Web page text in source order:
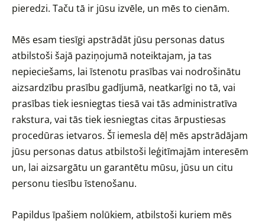
pieredzi. Taču tā ir jūsu izvēle, un mēs to cienām.
Mēs esam tiesīgi apstrādāt jūsu personas datus
atbilstoši šajā paziņojumā noteiktajam, ja tas
nepieciešams, lai īstenotu prasības vai nodrošinātu
aizsardzību prasību gadījumā, neatkarīgi no tā, vai
prasības tiek iesniegtas tiesā vai tās administratīva
rakstura, vai tās tiek iesniegtas citas ārpustiesas
procedūras ietvaros. Šī iemesla dēļ mēs apstrādājam
jūsu personas datus atbilstoši leģitīmajām interesēm
un, lai aizsargātu un garantētu mūsu, jūsu un citu
personu tiesību īstenošanu.
Papildus īpašiem nolūkiem, atbilstoši kuriem mēs